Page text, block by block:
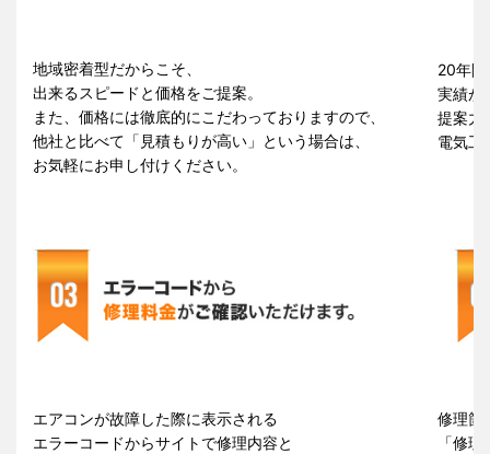
地域密着型だからこそ、
出来るスピードと価格をご提案。
また、価格には徹底的にこだわっておりますので、
他社と比べて「見積もりが高い」という場合は、
お気軽にお申し付けください。
20年
実績が
提案力
電気工
エアコンが故障した際に表示される
エラーコードからサイトで修理内容と
修理箇
「修